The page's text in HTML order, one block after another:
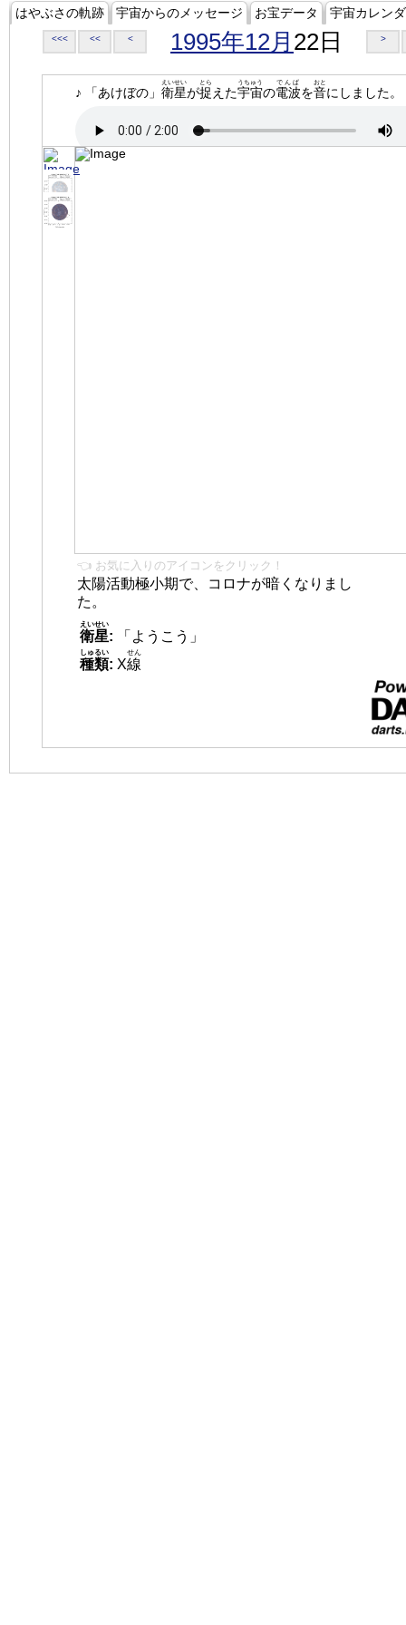
はやぶさの軌跡 宇宙からのメッセージ お宝データ 宇宙カレン
<<< << < 1995年12月 22日 >
♪ 「あけぼの」 衛星
えいせい
が捉
とら
えた宇宙
うちゅう
の電波
でんぱ
を音
おと
にしました。
👈 お気に入りのアイコンをクリック！
太陽活動極小期で、コロナが暗くなりまし
た。
衛星
えいせい
:
「ようこう」
種類
しゅるい
: X線
せん